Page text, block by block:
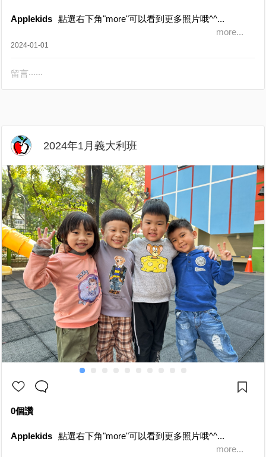
Applekids
點選右下角"more"可以看到更多照片哦^^...
more...
2024-01-01
留言‧‧‧‧‧‧
2024年1月義大利班
0個讚
Applekids
點選右下角"more"可以看到更多照片哦^^...
more...